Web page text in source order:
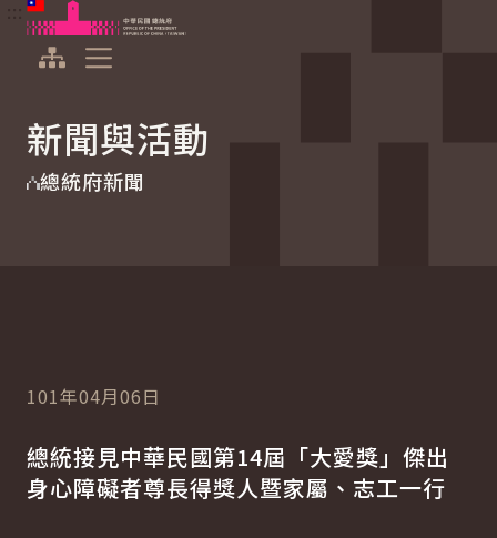
跳到主要內容
中華民國總統府
新聞與活動
總統府新聞
101年04月06日
總統接見中華民國第14屆「大愛獎」傑出
身心障礙者尊長得獎人暨家屬、志工一行